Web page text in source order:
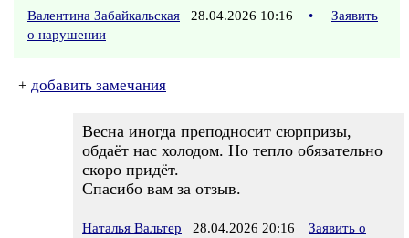
Валентина Забайкальская 28.04.2026 10:16 •
Заявить
о нарушении
+ добавить замечания
Весна иногда преподносит сюрпризы,
обдаёт нас холодом. Но тепло обязательно
скоро придёт.
Спасибо вам за отзыв.
Наталья Вальтер 28.04.2026 20:16
Заявить о